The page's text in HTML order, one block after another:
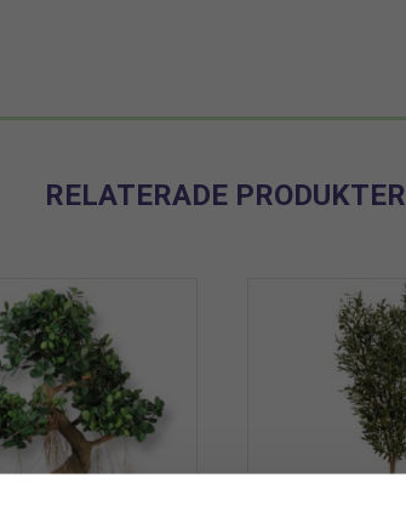
RELATERADE PRODUKTER